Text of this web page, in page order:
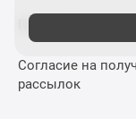
Правила
Согласие на
рассылок